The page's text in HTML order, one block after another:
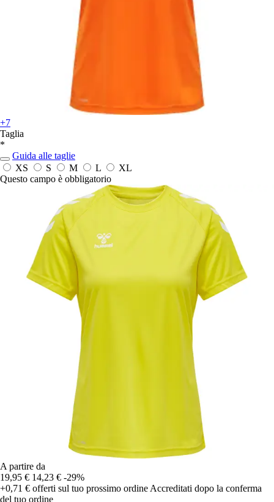
+7
Taglia
*
Guida alle taglie
XS
S M L
XL
Questo campo è obbligatorio
A partire da
19,95 € 14,23 € -29%
+0,71 € offerti sul tuo prossimo ordine Accreditati dopo la conferma
del tuo ordine